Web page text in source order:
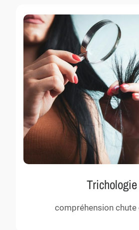
Trichologie
compréhension chute